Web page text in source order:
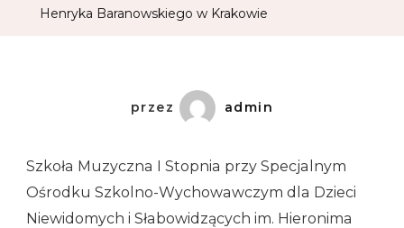
Henryka Baranowskiego w Krakowie
przez admin
Szkoła Muzyczna I Stopnia przy Specjalnym
Ośrodku Szkolno-Wychowawczym dla Dzieci
Niewidomych i Słabowidzących im. Hieronima